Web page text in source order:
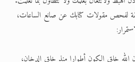
لفحص مقولات كتابك عن صانع الساعات،
الله خلق الكون أطوارا منذ خلق الدخان،